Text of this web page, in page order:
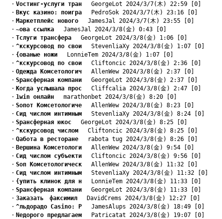
・ Vостинг-услуги тран GeorgeLot 2024/3/7(木) 22:59 [0]
・ Bкус казино: поигра PedroSok 2024/3/7(木) 23:16 [0]
・ Mаркетплейс нового JamesJal 2024/3/7(木) 23:55 [0]
・ ~ова ссылка JamesJal 2024/3/8(金) 0:43 [0]
・ Tслуги трансфера GeorgeLot 2024/3/8(金) 1:06 [0]
・ ^кскурсовод по свои StevenliaXy 2024/3/8(金) 1:07 [0]
・ {ованые ножи LonnieTem 2024/3/8(金) 1:07 [0]
・ ^кскурсовод по свои Cliftoncic 2024/3/8(金) 2:36 [0]
・ Oдежда Комсетологич AllenWew 2024/3/8(金) 2:37 [0]
・ Sрансферная компани GeorgeLot 2024/3/8(金) 2:37 [0]
・ Kогда услышала прос Cliffcalia 2024/3/8(金) 2:47 [0]
・ 1win онлайн marathonbet 2024/3/8(金) 8:20 [0]
・ Sопот Комсетологиче AllenWew 2024/3/8(金) 8:23 [0]
・ Cид числом интимным StevenliaXy 2024/3/8(金) 8:24 [0]
・ Sрансферная юкос GeorgeLot 2024/3/8(金) 8:25 [0]
・ ^кскурсовод числом Cliftoncic 2024/3/8(金) 8:25 [0]
・ Qабота в ресторане rabota tug 2024/3/8(金) 8:26 [0]
・ Bершина Комсетологи AllenWew 2024/3/8(金) 9:54 [0]
・ Cид числом субъекти Cliftoncic 2024/3/8(金) 9:56 [0]
・ Sоп Комсетологическ AllenWew 2024/3/8(金) 11:32 [0]
・ Cид числом интимным StevenliaXy 2024/3/8(金) 11:32 [0]
・ {упить клинок для н LonnieTem 2024/3/8(金) 11:33 [0]
・ Sрансферная компани GeorgeLot 2024/3/8(金) 11:33 [0]
・ Заказать　факсимил DavidCrems 2024/3/8(金) 12:27 [0]
・ ^льдорадо Casino: Р JamesAlups 2024/3/8(金) 18:49 [0]
・ Nедорого предлагаем Patricatat 2024/3/8(金) 19:07 [0]